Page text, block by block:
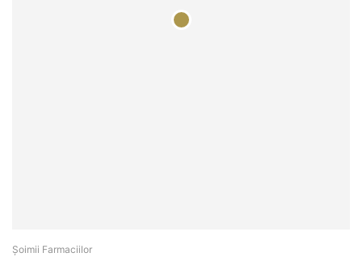
Şoimii Farmaciilor